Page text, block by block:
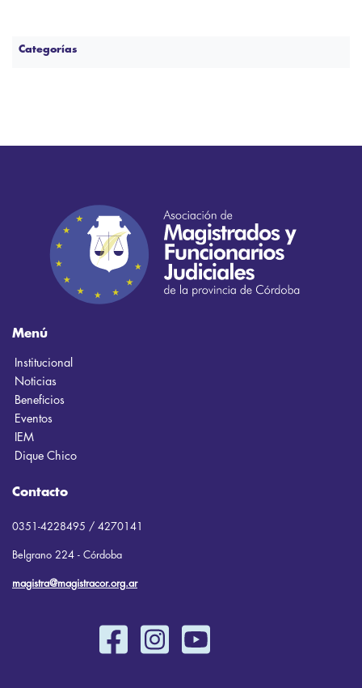
Categorías
Menú
Institucional
Noticias
Beneficios
Eventos
IEM
Dique Chico
Contacto
0351-4228495 / 4270141
Belgrano 224 - Córdoba
magistra@magistracor.org.ar